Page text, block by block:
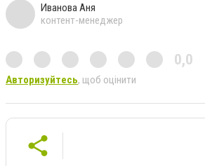
Иванова Аня
контент-менеджер
0,0
Авторизуйтесь, щоб оцінити